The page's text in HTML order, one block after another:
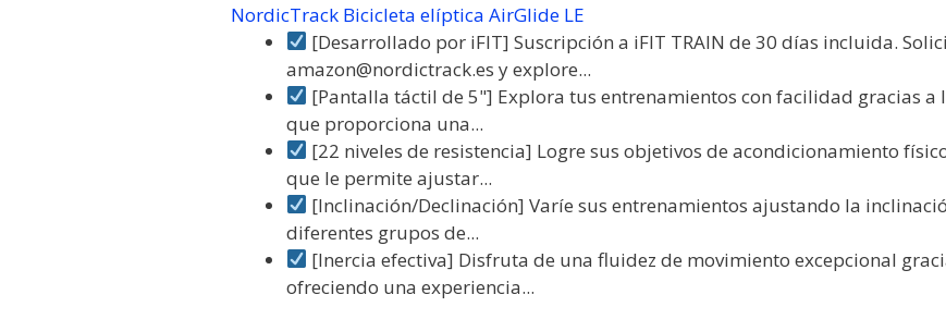
NordicTrack Bicicleta elíptica AirGlide LE
[Desarrollado por iFIT] Suscripción a iFIT TRAIN de 30 días incluida.
amazon@nordictrack.es y explore...
[Pantalla táctil de 5"] Explora tus entrenamientos con facilidad gracias
que proporciona una...
[22 niveles de resistencia] Logre sus objetivos de acondicionamiento
que le permite ajustar...
[Inclinación/Declinación] Varíe sus entrenamientos ajustando la
diferentes grupos de...
[Inercia efectiva] Disfruta de una fluidez de movimiento excepcional
ofreciendo una experiencia...